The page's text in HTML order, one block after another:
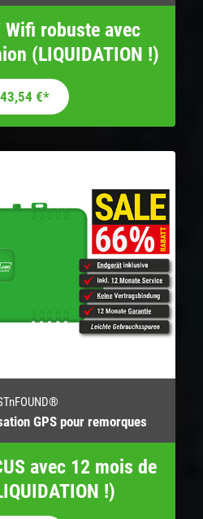
Wifi robuste avec
(LIQUIDATION !)
prix initial était : 369,00 €.
€Le prix actuel est : 243,54 €.
*
GPS pour remorques
avec 12 mois de
!)